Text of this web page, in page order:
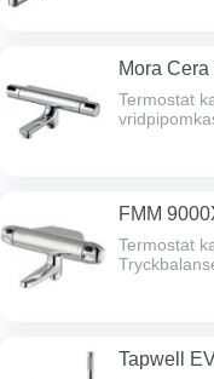
Mora Cera
Termostat
FMM
Termostat
Tapwell